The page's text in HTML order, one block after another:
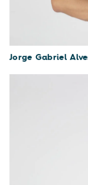
Jorge Gabriel